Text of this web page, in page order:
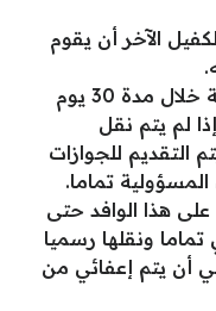
الآخر أن يقوم
يجب أن يتم عملية نقل الكفالة خلال مدة 30 يوم
لم يتم نقل
التقديم للجوازات
المسؤولية تماما.
على هذا الوافد حتى
ونقلها رسميا
أن يتم إعفائي من